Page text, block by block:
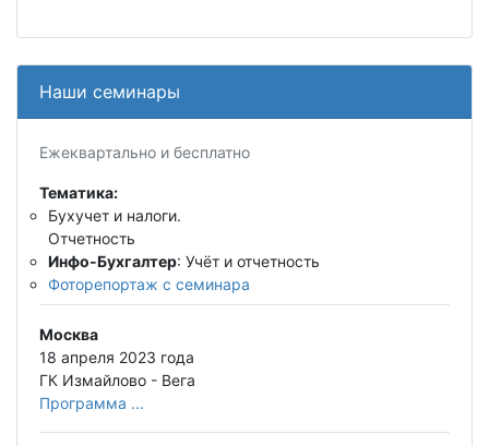
Наши семинары
Ежеквартально и бесплатно
Тематика:
Бухучет и налоги.
Отчетность
Инфо-Бухгалтер: Учёт и отчетность
Фоторепортаж с семинара
Москва
18 апреля 2023 года
ГК Измайлово - Вега
Программа ...